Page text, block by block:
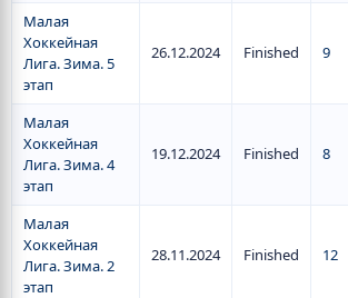
Малая
Хоккейная
Лига. Зима. 5
этап
26.12.2024 Finished 9
Малая
Хоккейная
Лига. Зима. 4
этап
19.12.2024 Finished 8
Малая
Хоккейная
Лига. Зима. 2
этап
28.11.2024 Finished 12